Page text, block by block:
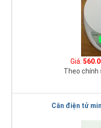
Giá:
Theo chính
Cân điện tử